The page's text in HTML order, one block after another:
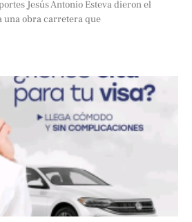
Jesús Antonio Esteva dieron el
una obra carretera que